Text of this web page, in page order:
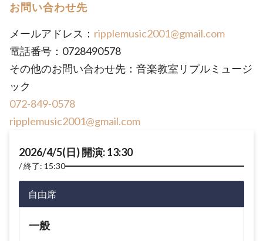
お問い合わせ先
メールアドレス： ripplemusic2001@gmail.com
電話番号：0728490578
その他のお問い合わせ先：音楽教室リプルミュージ
ック
072-849-0578
ripplemusic2001@gmail.com
2026/4/5(日) 開演: 13:30
終了: 15:30
自由席
一般